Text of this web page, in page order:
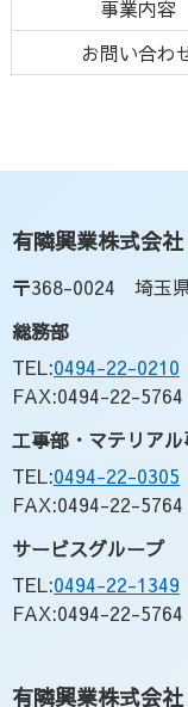
ツ
へ
る
先
事業内容
お問い合わ
有隣興業株式会
〒368-0024 埼玉
総務部
TEL:0494-22-0210
FAX:0494-22-5764
工事部・マテリア
TEL:0494-22-0305
FAX:0494-22-5764
サービスグループ
TEL:0494-22-1349
FAX:0494-22-5764
有隣興業株式会